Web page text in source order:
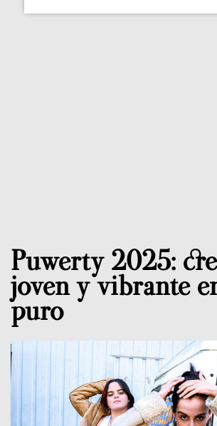
Puwerty 2025:
joven y vibrante
puro